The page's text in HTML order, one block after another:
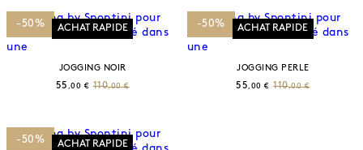
-50% ACHAT RAPIDE
JOGGING NOIR
55 ,00 € 110,00 €
-50% ACHAT RAPIDE
JOGGING PERLE
55 ,00 € 110,00 €
-50% ACHAT RAPIDE